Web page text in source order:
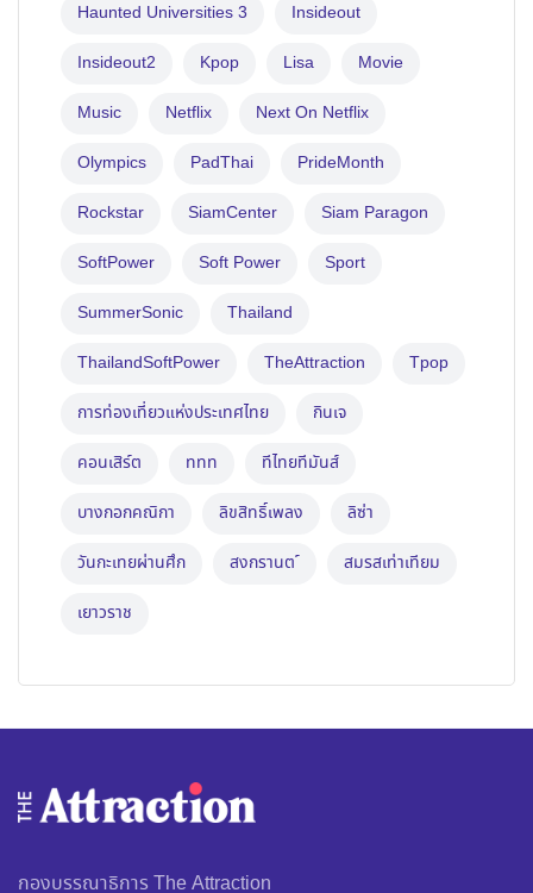
Haunted Universities 3 Insideout
Insideout2 Kpop Lisa Movie
Music Netflix Next On Netflix
Olympics PadThai PrideMonth
Rockstar SiamCenter Siam Paragon
SoftPower Soft Power Sport
SummerSonic Thailand
ThailandSoftPower TheAttraction Tpop
การท่องเที่ยวแห่งประเทศไทย กินเจ
คอนเสิร์ต ททท ทีไทยทีมันส์
บางกอกคณิกา ลิขสิทธิ์เพลง ลิซ่า
วันกะเทยผ่านศึก สงกรานต ์ สมรสเท่าเทียม
เยาวราช
กองบรรณาธิการ The Attraction